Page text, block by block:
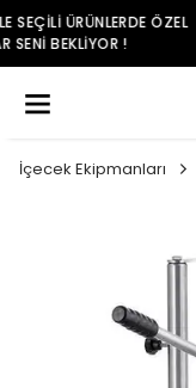
ELMAS
İçecek Ekipmanları